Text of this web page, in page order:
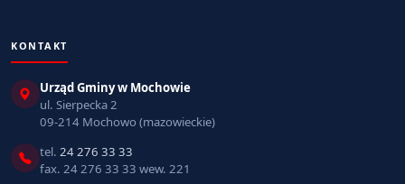
KONTAKT
Urząd Gminy w Mochowie
ul. Sierpecka 2
09-214 Mochowo (mazowieckie)
tel. 24 276 33 33
fax. 24 276 33 33 wew. 221